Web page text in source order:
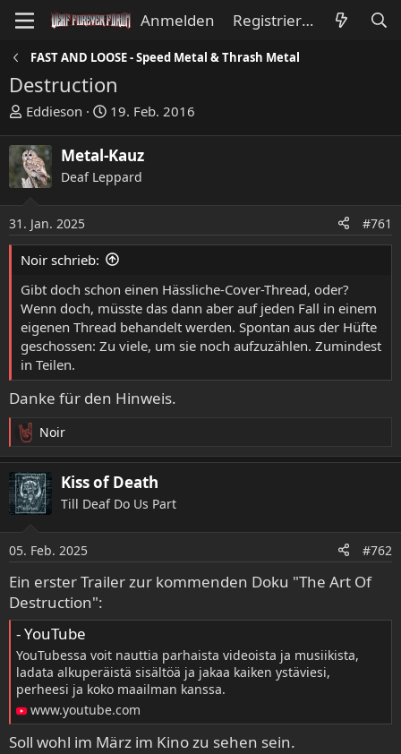
Anmelden Registrieren
FAST AND LOOSE - Speed Metal & Thrash Metal
Destruction
E
s
t
e
l
e
r
Eddieson
E
s
t
e
l
t
a
19. Feb. 2016
Metal-Kauz
Deaf Leppard
31. Jan. 2025 #761
Noir schrieb:
Gibt doch schon einen Hässliche-Cover-Thread, oder?
Wenn doch, müsste das dann aber auf jeden Fall in einem
eigenen Thread behandelt werden. Spontan aus der Hüfte
geschossen: Zu viele, um sie noch aufzuzählen. Zumindest
in Teilen.
Danke für den Hinweis.
R
e
a
k
t
n
e
n
:
Noir
Kiss of Death
Till Deaf Do Us Part
05. Feb. 2025 #762
Ein erster Trailer zur kommenden Doku "The Art Of
Destruction":
- YouTube
YouTubessa voit nauttia parhaista videoista ja musiikista,
ladata alkuperäistä sisältöä ja jakaa kaiken ystäviesi,
perheesi ja koko maailman kanssa.
www.youtube.com
Soll wohl im März im Kino zu sehen sein.